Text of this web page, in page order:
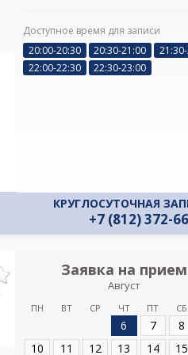
Доступное время для записи
20:00-20:30
20:30-21:00
22:00-22:30
22:30-23:00
КРУГЛОСУТОЧНАЯ
+7 (812) 372-
Заявка на прием
Август
ПН ВТ СР ЧТ ПТ СБ
6 7 8
10
11 12 13 14 15